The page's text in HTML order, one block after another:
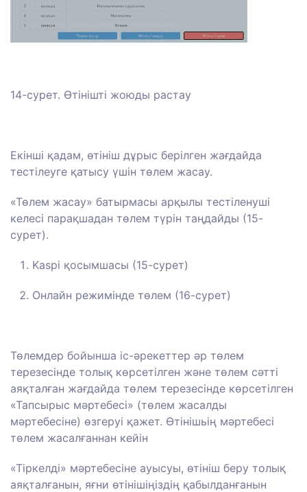
14-сурет. Өтінішті жоюды растау
Екінші қадам, өтініш дұрыс берілген жағдайда
тестілеуге қатысу үшін төлем жасау.
«Төлем жасау» батырмасы арқылы тестіленуші
келесі парақшадан төлем түрін таңдайды (15-
сурет).
Kaspi қосымшасы (15-сурет)
Онлайн режимінде төлем (16-сурет)
Төлемдер бойынша іс-әрекеттер әр төлем
терезесінде толық көрсетілген және төлем сәтті
аяқталған жағдайда төлем терезесінде көрсетілген
«Тапсырыс мәртебесі» (төлем жасалды
мәртебесіне) өзгеруі қажет. Өтінішьің мәртебесі
төлем жасалғаннан кейін
«Тіркелді» мәртебесіне ауысуы, өтініш беру толық
аяқталғанын, яғни өтінішіңіздің қабылданғанын